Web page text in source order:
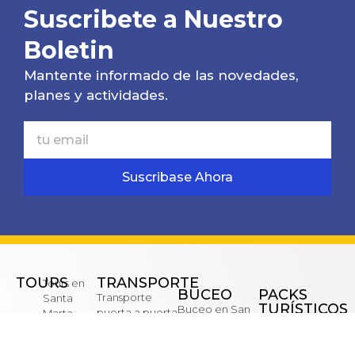
Suscribete a Nuestro
Boletin
Mantente informado de las novedades,
planes y actividades.
Suscribase Ahora
TOURS
Tours en
Santa
Marta
TRANSPORTE
Transporte
puerta a puerta
BUCEO
Buceo en San
PACKS
TURÍSTICOS